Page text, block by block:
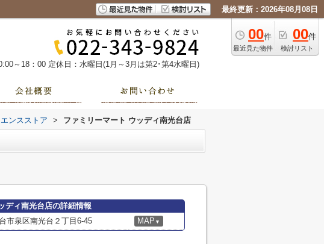
最終更新：2026年08月08日
00件
最近見た物件
00件
検討リスト
～18：00 定休日：水曜日(1月～3月は第2･第4水曜日)
ンスストア > ファミリーマート ウッディ南光台店
ディ南光台店の詳細情報
市泉区南光台２丁目6-45 MAP ▼